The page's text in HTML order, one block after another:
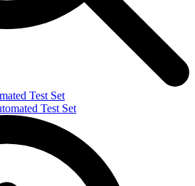
Test Set